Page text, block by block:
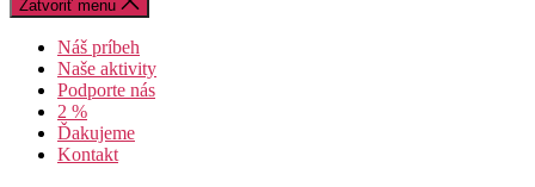
Zatvoriť menu
Náš príbeh
Naše aktivity
Podporte nás
2 %
Ďakujeme
Kontakt